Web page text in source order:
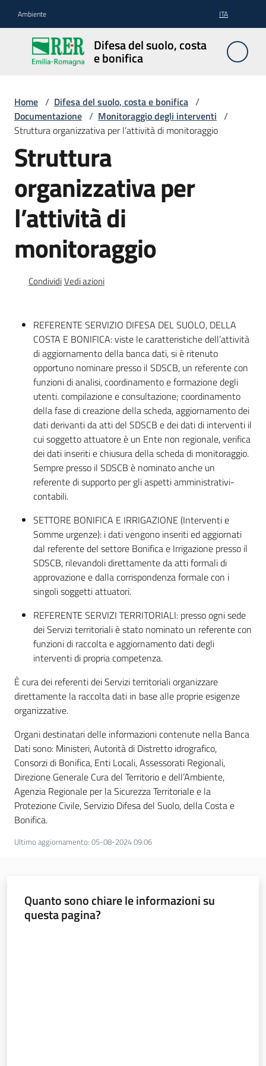
Ambiente ITA
Difesa del suolo, costa
e bonifica
Difesa
del
suolo,
bonifica
Pianificazione
e
programmazione
Temi
Documentazione
Comunicazione
Ambiente
Argomenti
Novità
Servizi
Leggi Atti Bandi
Piani Programmi
Progetti
Home / Difesa del suolo, costa e bonifica /
Documentazione / Monitoraggio degli interventi /
Struttura organizzativa per l’attività di monitoraggio
Struttura
organizzativa per
l’attività di
monitoraggio
CondividiVedi azioni
REFERENTE SERVIZIO DIFESA DEL SUOLO, DELLA
COSTA E BONIFICA: viste le caratteristiche dell’attività
di aggiornamento della banca dati, si è ritenuto
opportuno nominare presso il SDSCB, un referente con
funzioni di analisi, coordinamento e formazione degli
utenti. compilazione e consultazione; coordinamento
della fase di creazione della scheda, aggiornamento dei
dati derivanti da atti del SDSCB e dei dati di interventi il
cui soggetto attuatore è un Ente non regionale, verifica
dei dati inseriti e chiusura della scheda di monitoraggio.
Sempre presso il SDSCB è nominato anche un
referente di supporto per gli aspetti amministrativi-
contabili.
SETTORE BONIFICA E IRRIGAZIONE (Interventi e
Somme urgenze): i dati vengono inseriti ed aggiornati
dal referente del settore Bonifica e Irrigazione presso il
SDSCB, rilevandoli direttamente da atti formali di
approvazione e dalla corrispondenza formale con i
singoli soggetti attuatori.
REFERENTE SERVIZI TERRITORIALI: presso ogni sede
dei Servizi territoriali è stato nominato un referente con
funzioni di raccolta e aggiornamento dati degli
interventi di propria competenza.
È cura dei referenti dei Servizi territoriali organizzare
direttamente la raccolta dati in base alle proprie esigenze
organizzative.
Organi destinatari delle informazioni contenute nella Banca
Dati sono: Ministeri, Autorità di Distretto idrografico,
Consorzi di Bonifica, Enti Locali, Assessorati Regionali,
Direzione Generale Cura del Territorio e dell’Ambiente,
Agenzia Regionale per la Sicurezza Territoriale e la
Protezione Civile, Servizio Difesa del Suolo, della Costa e
Bonifica.
Ultimo aggiornamento: 05-08-2024 09:06
Quanto sono chiare le informazioni su
questa pagina?